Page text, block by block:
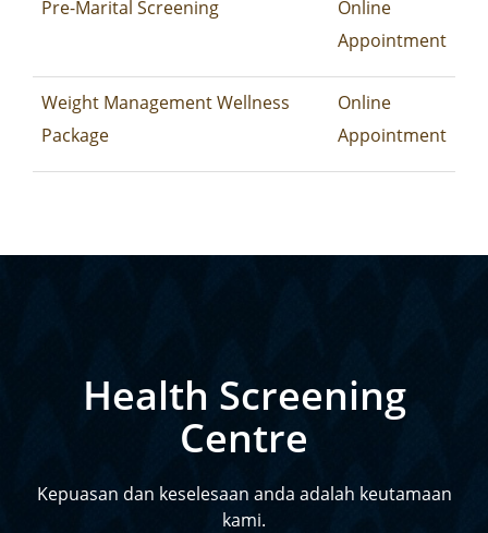
Pre-Marital Screening
Online
Appointment
Weight Management Wellness
Package
Online
Appointment
Health Screening
Centre
Kepuasan dan keselesaan anda adalah keutamaan
kami.